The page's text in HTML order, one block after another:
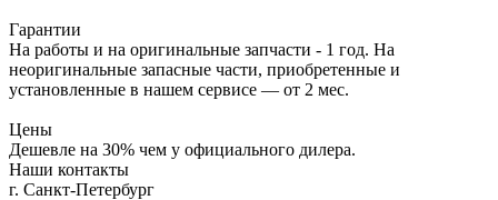
Гарантии
На работы и на оригинальные запчасти - 1 год. На
неоригинальные запасные части, приобретенные и
установленные в нашем сервисе — от 2 мес.
Цены
Дешевле на 30% чем у официального дилера.
Наши контакты
г. Санкт-Петербург